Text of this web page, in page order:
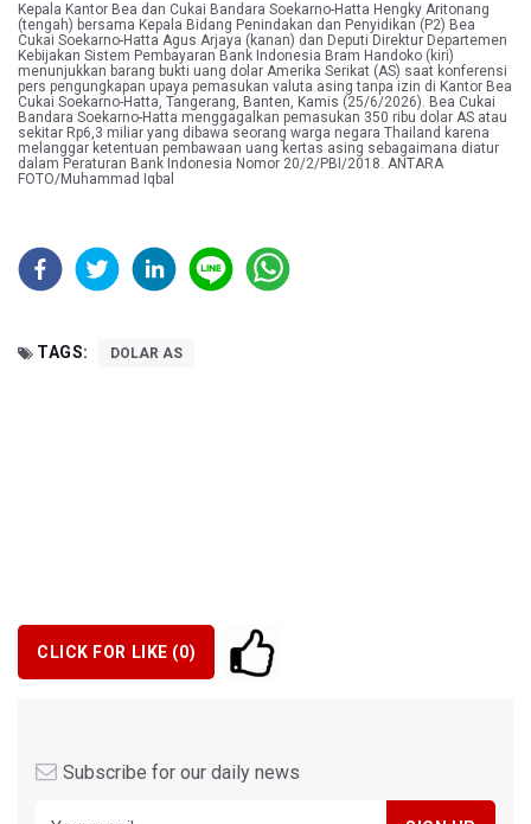
Kepala Kantor Bea dan Cukai Bandara Soekarno-Hatta Hengky Aritonang
(tengah) bersama Kepala Bidang Penindakan dan Penyidikan (P2) Bea
Cukai Soekarno-Hatta Agus Arjaya (kanan) dan Deputi Direktur Departemen
Kebijakan Sistem Pembayaran Bank Indonesia Bram Handoko (kiri)
menunjukkan barang bukti uang dolar Amerika Serikat (AS) saat konferensi
pers pengungkapan upaya pemasukan valuta asing tanpa izin di Kantor Bea
Cukai Soekarno-Hatta, Tangerang, Banten, Kamis (25/6/2026). Bea Cukai
Bandara Soekarno-Hatta menggagalkan pemasukan 350 ribu dolar AS atau
sekitar Rp6,3 miliar yang dibawa seorang warga negara Thailand karena
melanggar ketentuan pembawaan uang kertas asing sebagaimana diatur
dalam Peraturan Bank Indonesia Nomor 20/2/PBI/2018. ANTARA
FOTO/Muhammad Iqbal
TAGS: DOLAR AS
CLICK FOR LIKE (0)
Subscribe for our daily news